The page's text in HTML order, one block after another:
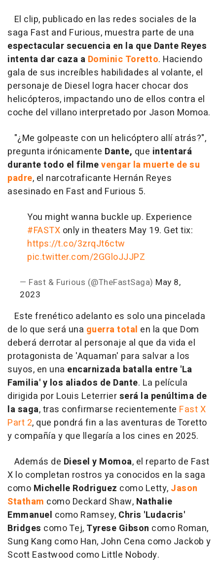
El clip, publicado en las redes sociales de la
saga Fast and Furious, muestra parte de una
espectacular secuencia en la que Dante Reyes
intenta dar caza a Dominic Toretto. Haciendo
gala de sus increíbles habilidades al volante, el
personaje de Diesel logra hacer chocar dos
helicópteros, impactando uno de ellos contra el
coche del villano interpretado por Jason Momoa.
"¿Me golpeaste con un helicóptero allí atrás?",
pregunta irónicamente Dante, que intentará
durante todo el filmevengar la muerte de su
padre, el narcotraficante Hernán Reyes
asesinado en Fast and Furious 5.
You might wanna buckle up. Experience
#FASTX only in theaters May 19. Get tix:
https://t.co/3zrqJt6ctw
pic.twitter.com/2GGloJJJPZ
— Fast & Furious (@TheFastSaga) May 8,
2023
Este frenético adelanto es solo una pincelada
de lo que será una guerra total en la que Dom
deberá derrotar al personaje al que da vida el
protagonista de 'Aquaman' para salvar a los
suyos, en una encarnizada batalla entre 'La
Familia' y los aliados de Dante. La película
dirigida por Louis Leterrierserá la penúltima de
la saga, tras confirmarse recientemente Fast X
Part 2, que pondrá fin a las aventuras de Toretto
y compañía y que llegaría a los cines en 2025.
Además de Diesel y Momoa, el reparto de Fast
X lo completan rostros ya conocidos en la saga
como Michelle Rodriguez como Letty, Jason
Statham como Deckard Shaw, Nathalie
Emmanuel como Ramsey, Chris 'Ludacris'
Bridges como Tej, Tyrese Gibson como Roman,
Sung Kang como Han, John Cena como Jackob y
Scott Eastwood como Little Nobody.